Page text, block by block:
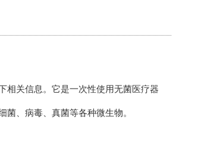
相关信息。它是一次性使用无菌医疗器
、病毒、真菌等各种微生物。